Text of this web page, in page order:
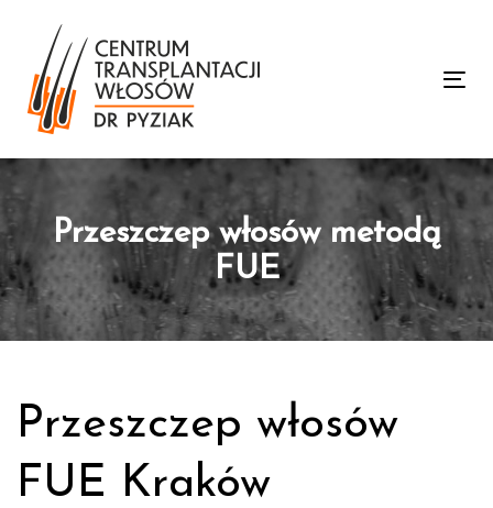
primary
navigation
Skip
content
Przeszczep włosów metodą
FUE
Przeszczep włosów
FUE Kraków